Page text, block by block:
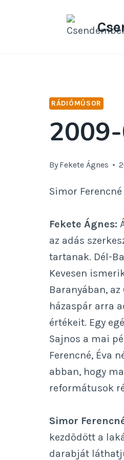
RÁDIÓMŰSOR
By Fekete Ágnes
Simor Ferencné
Fekete Ágnes:
az adás
tartanak. Dél-
Kevesen
Baranyában,
házaspár arra
értékeit. Egy
Sajnos a mai
Ferencné, Éva
abban, hogy
reformátusok
Simor
kezdődött a
darabját